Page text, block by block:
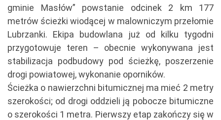
gminie Masłów” powstanie odcinek 2 km 177
metrów ścieżki wiodącej w malowniczym przełomie
Lubrzanki. Ekipa budowlana już od kilku tygodni
przygotowuje teren – obecnie wykonywana jest
stabilizacja podbudowy pod ścieżkę, poszerzenie
drogi powiatowej, wykonanie oporników.
Ścieżka o nawierzchni bitumicznej ma mieć 2 metry
szerokości; od drogi oddzieli ją pobocze bitumiczne
o szerokości 1 metra. Pierwszy etap zakończy się w